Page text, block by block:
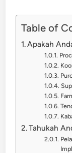
Table of
Apakah
Tahukah